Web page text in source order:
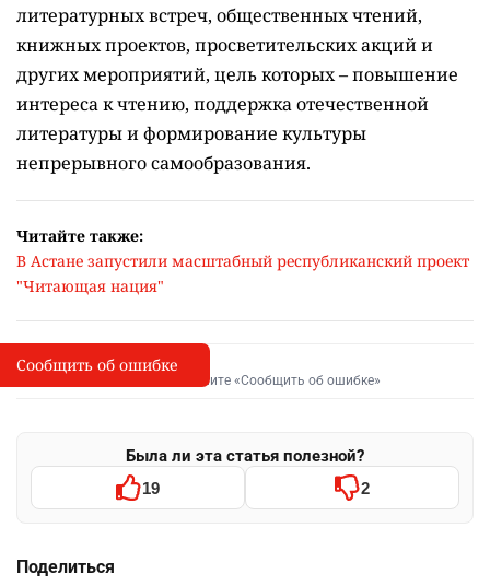
литературных встреч, общественных чтений,
книжных проектов, просветительских акций и
других мероприятий, цель которых –повышение
интереса к чтению, поддержка отечественной
литературы и формирование культуры
непрерывного самообразования.
Читайте также:
В Астане запустили масштабный республиканский проект
"Читающая нация"
I
Сообщить об опечатке
Выделите фрагмент и нажмите «Сообщить об ошибке»
Была ли эта статья полезной?
19 2
Поделиться
Сообщить об ошибке